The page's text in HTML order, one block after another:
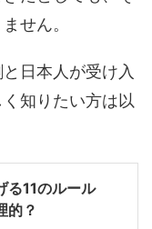
せん。
日本人が受け入
知りたい方は以
る11のルール
的？